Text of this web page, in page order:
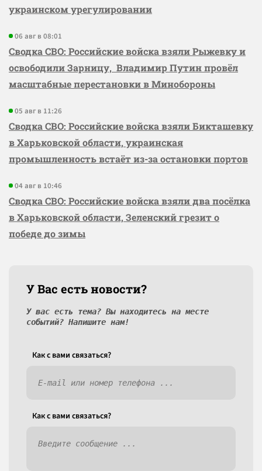
украинском урегулировании
06 авг в 08:01
Сводка СВО: Российские войска взяли Рыжевку и
освободили Зарницу, Владимир Путин провёл
масштабные перестановки в Минобороны
05 авг в 11:26
Сводка СВО: Российские войска взяли Бикташевку
в Харьковской области, украинская
промышленность встаёт из-за остановки портов
04 авг в 10:46
Сводка СВО: Российские войска взяли два посёлка
в Харьковской области, Зеленский грезит о
победе до зимы
У Вас есть новости?
У вас есть тема? Вы находитесь на месте
событий? Напишите нам!
Как c вами связаться?
Как c вами связаться?